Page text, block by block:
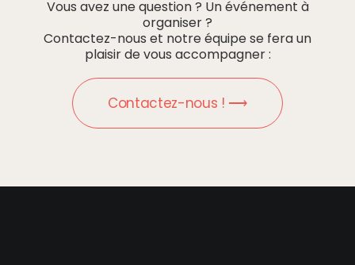
Vous avez une question ? Un événement à
organiser ?
Contactez-nous et notre équipe se fera un
plaisir de vous accompagner :
Contactez-nous ! ⟶